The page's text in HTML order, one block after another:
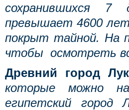
сохранившихся 7
превышает 4600
покрыт тайной. На
чтобы осмотреть
Древний город
которые можно
египетский город